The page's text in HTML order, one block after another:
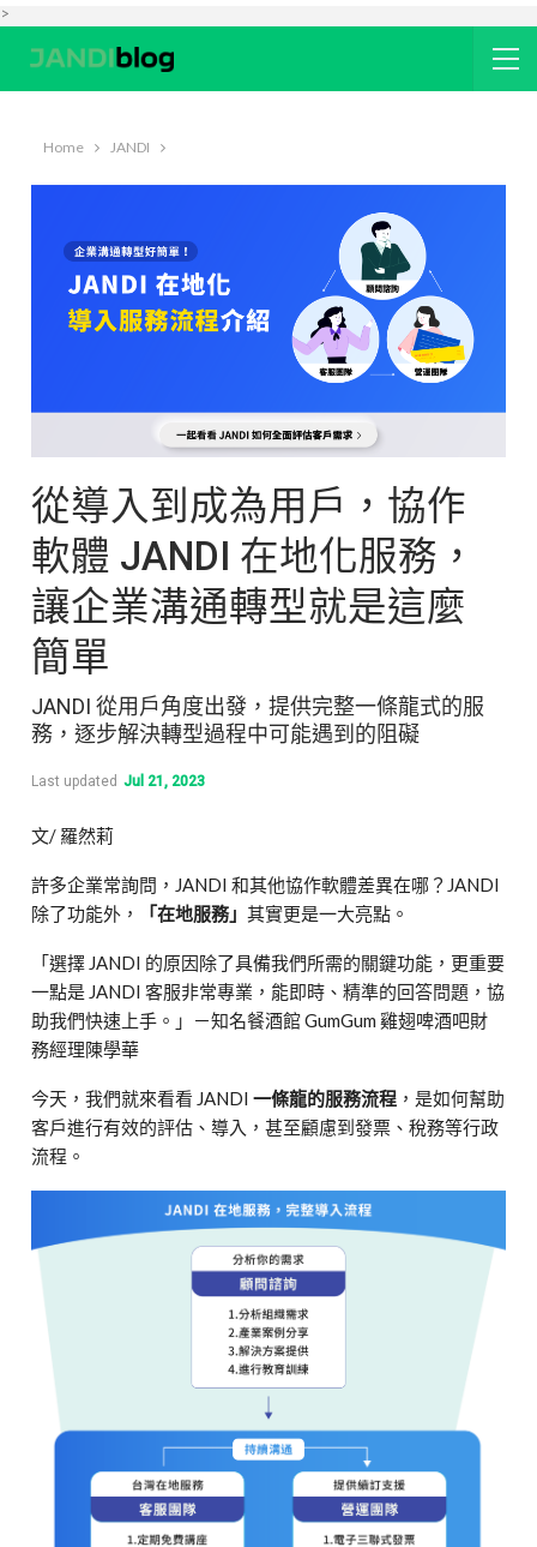
>
Home JANDI
從導入到成為用戶，協作
軟體 JANDI 在地化服務，
讓企業溝通轉型就是這麼
簡單
JANDI 從用戶角度出發，提供完整一條龍式的服
務，逐步解決轉型過程中可能遇到的阻礙
Last updated Jul 21, 2023
文/ 羅然莉
許多企業常詢問，JANDI 和其他協作軟體差異在哪？JANDI
除了功能外，
「在地服務」其實更是一大亮點。
「選擇 JANDI 的原因除了具備我們所需的關鍵功能，更重要
一點是 JANDI 客服非常專業，能即時、精準的回答問題，協
助我們快速上手。」 －知名餐酒館 GumGum 雞翅啤酒吧財
務經理陳學華
今天，我們就來看看 JANDI 一條龍的服務流程 ，是如何幫助
客戶進行有效的評估、導入，甚至顧慮到發票、稅務等行政
流程。